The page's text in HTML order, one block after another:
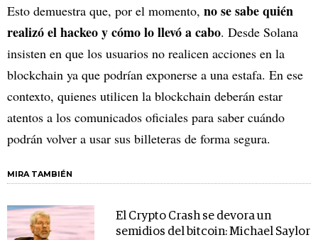
Esto demuestra que, por el momento, no se sabe quién
realizó el hackeo y cómo lo llevó a cabo. Desde Solana
insisten en que los usuarios no realicen acciones en la
blockchain ya que podrían exponerse a una estafa. En ese
contexto, quienes utilicen la blockchain deberán estar
atentos a los comunicados oficiales para saber cuándo
podrán volver a usar sus billeteras de forma segura.
MIRA TAMBIÉN
El Crypto Crash se devora un
semidios del bitcoin: Michael Saylor